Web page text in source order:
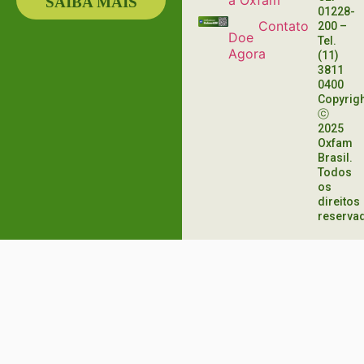
Doe
Agora
Contato
01228-
200 –
Tel.
(11)
3811
0400
ⓒ
2025
Oxfam
Brasil.
Todos
os
direitos